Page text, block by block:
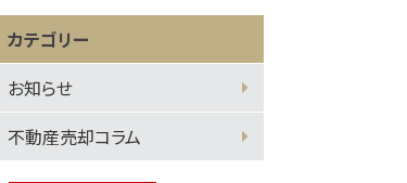
カテゴリー
お知らせ
不動産売却コラム